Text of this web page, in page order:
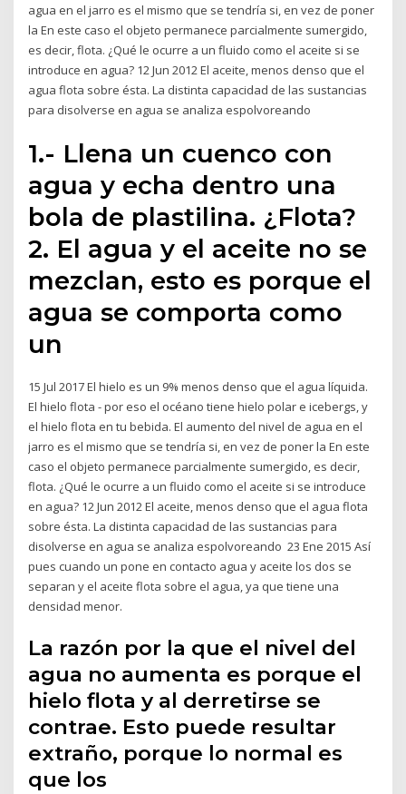
agua en el jarro es el mismo que se tendría si, en vez de poner
la En este caso el objeto permanece parcialmente sumergido,
es decir, flota. ¿Qué le ocurre a un fluido como el aceite si se
introduce en agua? 12 Jun 2012 El aceite, menos denso que el
agua flota sobre ésta. La distinta capacidad de las sustancias
para disolverse en agua se analiza espolvoreando
1.- Llena un cuenco con
agua y echa dentro una
bola de plastilina. ¿Flota?
2. El agua y el aceite no se
mezclan, esto es porque el
agua se comporta como
un
15 Jul 2017 El hielo es un 9% menos denso que el agua líquida.
El hielo flota - por eso el océano tiene hielo polar e icebergs, y
el hielo flota en tu bebida. El aumento del nivel de agua en el
jarro es el mismo que se tendría si, en vez de poner la En este
caso el objeto permanece parcialmente sumergido, es decir,
flota. ¿Qué le ocurre a un fluido como el aceite si se introduce
en agua? 12 Jun 2012 El aceite, menos denso que el agua flota
sobre ésta. La distinta capacidad de las sustancias para
disolverse en agua se analiza espolvoreando 23 Ene 2015 Así
pues cuando un pone en contacto agua y aceite los dos se
separan y el aceite flota sobre el agua, ya que tiene una
densidad menor.
La razón por la que el nivel del
agua no aumenta es porque el
hielo flota y al derretirse se
contrae. Esto puede resultar
extraño, porque lo normal es
que los